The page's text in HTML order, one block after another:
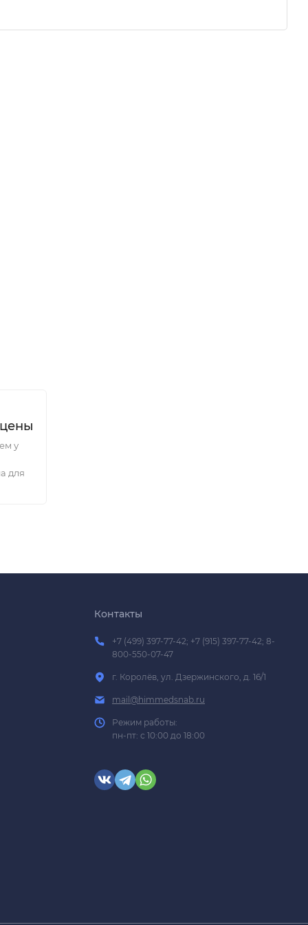
у
для
Контакты
+7 (499) 397-77-42; +7 (915) 397-77-42; 8-
800-550-07-47
г. Королёв, ул. Дзержинского, д. 16/1
mail@himmedsnab.ru
Режим работы:
пн-пт: с 10:00 до 18:00